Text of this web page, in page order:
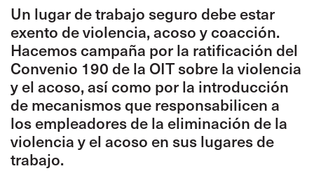
Un lugar de trabajo seguro debe estar
exento de violencia, acoso y coacción.
Hacemos campaña por la ratificación del
Convenio 190 de la OIT sobre la violencia
y el acoso, así como por la introducción
de mecanismos que responsabilicen a
los empleadores de la eliminación de la
violencia y el acoso en sus lugares de
trabajo.